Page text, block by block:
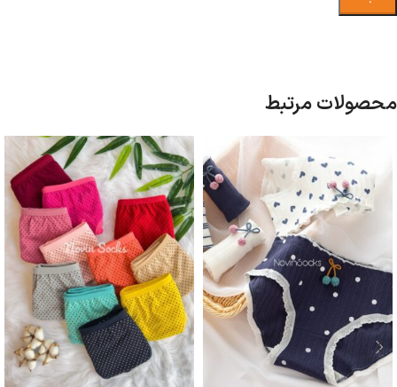
محصولات مرتبط